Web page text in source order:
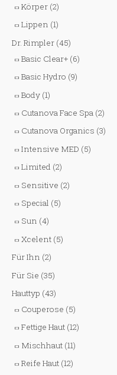
Körper (2)
Lippen (1)
Dr. Rimpler (45)
Basic Clear+ (6)
Basic Hydro (9)
Body (1)
Cutanova Face Spa (2)
Cutanova Organics (3)
Intensive MED (5)
Limited (2)
Sensitive (2)
Special (5)
Sun (4)
Xcelent (5)
Für Ihn (2)
Für Sie (35)
Hauttyp (43)
Couperose (5)
Fettige Haut (12)
Mischhaut (11)
Reife Haut (12)